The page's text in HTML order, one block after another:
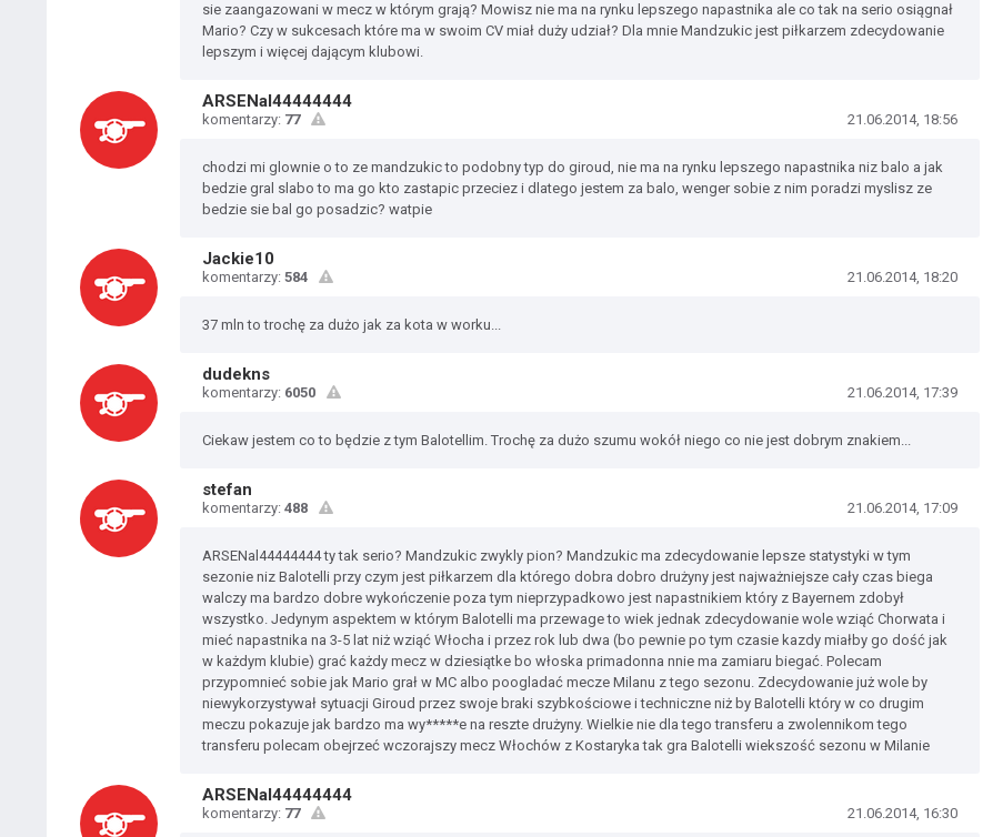
sie zaangazowani w mecz w którym grają? Mowisz nie ma na rynku lepszego napastnika ale co tak na serio osiągnał
Mario? Czy w sukcesach które ma w swoim CV miał duży udział? Dla mnie Mandzukic jest piłkarzem zdecydowanie
lepszym i więcej dającym klubowi.
ARSENal44444444
komentarzy: 77 21.06.2014, 18:56
chodzi mi glownie o to ze mandzukic to podobny typ do giroud, nie ma na rynku lepszego napastnika niz balo a jak
bedzie gral slabo to ma go kto zastapic przeciez i dlatego jestem za balo, wenger sobie z nim poradzi myslisz ze
bedzie sie bal go posadzic? watpie
Jackie10
komentarzy: 584 21.06.2014, 18:20
37 mln to trochę za dużo jak za kota w worku...
dudekns
komentarzy: 6050 21.06.2014, 17:39
Ciekaw jestem co to będzie z tym Balotellim. Trochę za dużo szumu wokół niego co nie jest dobrym znakiem...
stefan
komentarzy: 488 21.06.2014, 17:09
ARSENal44444444 ty tak serio? Mandzukic zwykly pion? Mandzukic ma zdecydowanie lepsze statystyki w tym
sezonie niz Balotelli przy czym jest piłkarzem dla którego dobra dobro drużyny jest najważniejsze cały czas biega
walczy ma bardzo dobre wykończenie poza tym nieprzypadkowo jest napastnikiem który z Bayernem zdobył
wszystko. Jedynym aspektem w którym Balotelli ma przewage to wiek jednak zdecydowanie wole wziąć Chorwata i
mieć napastnika na 3-5 lat niż wziąć Włocha i przez rok lub dwa (bo pewnie po tym czasie kazdy miałby go dość jak
w każdym klubie) grać każdy mecz w dziesiątke bo włoska primadonna nnie ma zamiaru biegać. Polecam
przypomnieć sobie jak Mario grał w MC albo poogladać mecze Milanu z tego sezonu. Zdecydowanie już wole by
niewykorzystywał sytuacji Giroud przez swoje braki szybkościowe i techniczne niż by Balotelli który w co drugim
meczu pokazuje jak bardzo ma wy*****e na reszte drużyny. Wielkie nie dla tego transferu a zwolennikom tego
transferu polecam obejrzeć wczorajszy mecz Włochów z Kostaryka tak gra Balotelli wiekszość sezonu w Milanie
ARSENal44444444
komentarzy: 77 21.06.2014, 16:30